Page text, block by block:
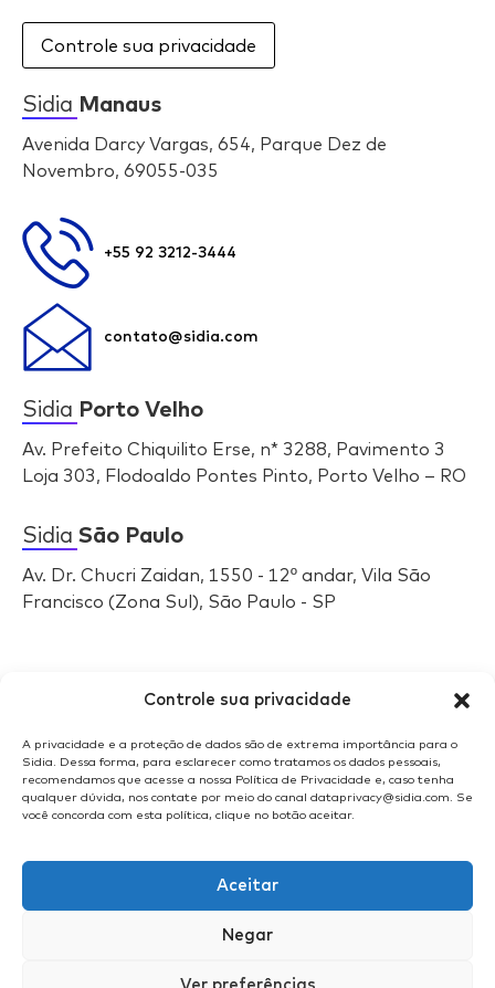
Controle sua privacidade
A privacidade e a proteção de dados são de extrema importância para o
Sidia. Dessa forma, para esclarecer como tratamos os dados pessoais,
recomendamos que acesse a nossa Política de Privacidade e, caso tenha
qualquer dúvida, nos contate por meio do canal dataprivacy@sidia.com. Se
você concorda com esta política, clique no botão aceitar.
Aceitar
Negar
Ver preferências
Controle sua privacidade
Sidia Manaus
Avenida Darcy Vargas, 654, Parque Dez de
Novembro, 69055-035
+55 92 3212-3444
contato@sidia.com
Sidia Porto Velho
Av. Prefeito Chiquilito Erse, n* 3288, Pavimento 3
Loja 303, Flodoaldo Pontes Pinto, Porto Velho – RO
Sidia São Paulo
Av. Dr. Chucri Zaidan, 1550 - 12º andar, Vila São
Francisco (Zona Sul), São Paulo - SP